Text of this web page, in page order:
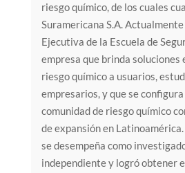
riesgo químico, de los cuales
Suramericana S.A.
Ejecutiva de la Escuela de
empresa que brinda soluciones
riesgo químico a usuarios,
empresarios, y que se configura
comunidad de riesgo químico
de expansión en
se desempeña como
independiente y logró obtener